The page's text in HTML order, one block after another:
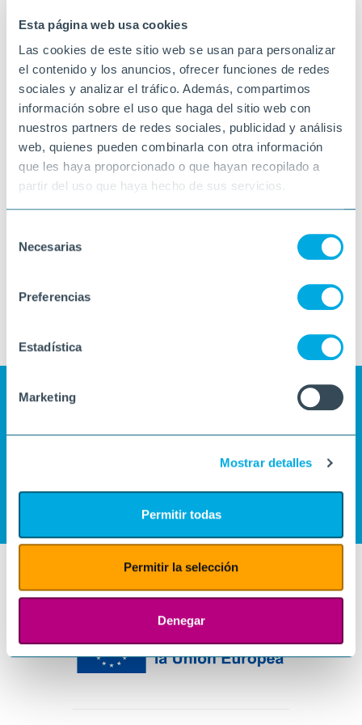
Esta página web usa cookies
Las cookies de este sitio web se usan para personalizar
el contenido y los anuncios, ofrecer funciones de redes
sociales y analizar el tráfico. Además, compartimos
información sobre el uso que haga del sitio web con
nuestros partners de redes sociales, publicidad y análisis
web, quienes pueden combinarla con otra información
que les haya proporcionado o que hayan recopilado a
partir del uso que haya hecho de sus servicios.
Necesarias
Preferencias
Estadística
Marketing
Mostrar detalles
Permitir todas
Permitir la selección
Denegar